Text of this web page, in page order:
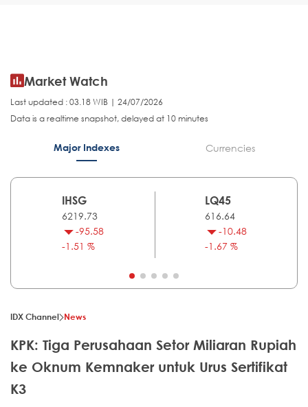
Market Watch
Last updated : 03.18 WIB | 24/07/2026
Data is a realtime snapshot, delayed at 10 minutes
Major Indexes Currencies
IHSG
6219.73
-95.58
-1.51 %
LQ45
616.64
-10.48
-1.67 %
IDX Channel News
KPK: Tiga Perusahaan Setor Miliaran Rupiah
ke Oknum Kemnaker untuk Urus Sertifikat
K3